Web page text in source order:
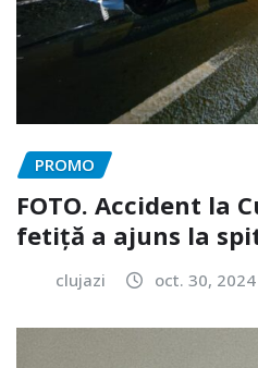
PROMO
FOTO. Accident la
fetiță a ajuns la
clujazi oct. 30, 2024